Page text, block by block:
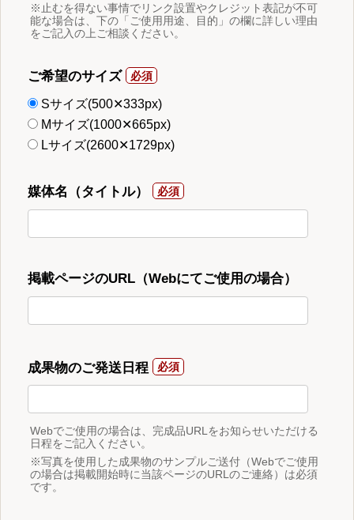
※止むを得ない事情でリンク設置やクレジット表記が不可
能な場合は、下の「ご使用用途、目的」の欄に詳しい理由
をご記入の上ご相談ください。
ご希望のサイズ
Sサイズ(500✕333px)
Mサイズ(1000✕665px)
Lサイズ(2600✕1729px)
媒体名（タイトル）
掲載ページのURL（Webにてご使用の場合）
成果物のご発送日程
Webでご使用の場合は、完成品URLをお知らせいただける
日程をご記入ください。
※写真を使用した成果物のサンプルご送付（Webでご使用
の場合は掲載開始時に当該ページのURLのご連絡）は必須
です。